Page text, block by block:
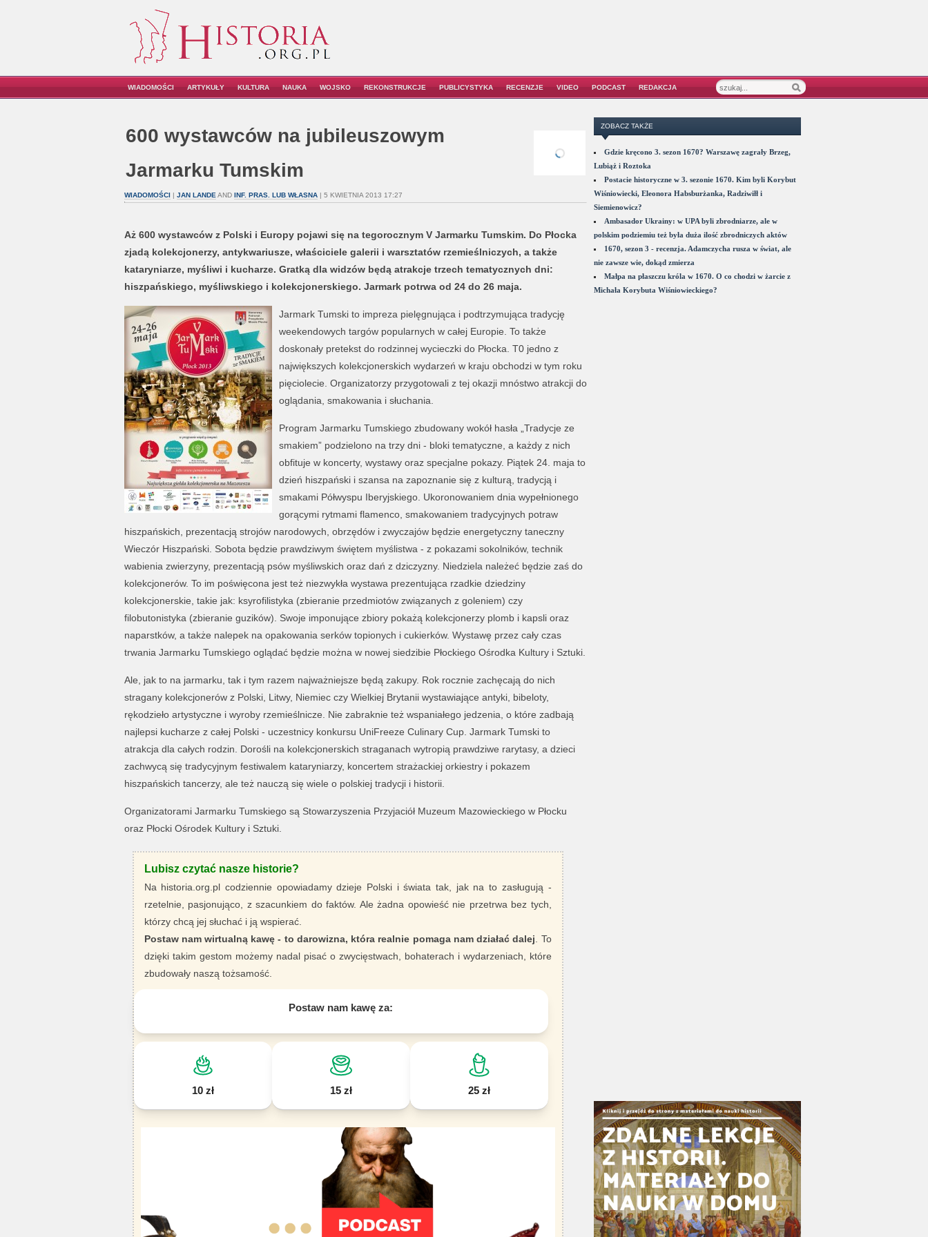
WIADOMOŚCI ARTYKUŁY KULTURA NAUKA WOJSKO REKONSTRUKCJE PUBLICYSTYKA RECENZJE VIDEO PODCAST REDAKCJA
600 wystawców na jubileuszowym
Jarmarku Tumskim
WIADOMOŚCI| JAN LANDE AND INF. PRAS. LUB WŁASNA| 5 KWIETNIA 2013 17:27
Aż 600 wystawców z Polski i Europy pojawi się na tegorocznym V Jarmarku Tumskim. Do Płocka
zjadą kolekcjonerzy, antykwariusze, właściciele galerii i warsztatów rzemieślniczych, a także
kataryniarze, myśliwi i kucharze. Gratką dla widzów będą atrakcje trzech tematycznych dni:
hiszpańskiego, myśliwskiego i kolekcjonerskiego. Jarmark potrwa od 24 do 26 maja.
Jarmark Tumski to impreza pielęgnująca i podtrzymująca tradycję
weekendowych targów popularnych w całej Europie. To także
doskonały pretekst do rodzinnej wycieczki do Płocka. T0 jedno z
największych kolekcjonerskich wydarzeń w kraju obchodzi w tym roku
pięciolecie. Organizatorzy przygotowali z tej okazji mnóstwo atrakcji do
oglądania, smakowania i słuchania.
Program Jarmarku Tumskiego zbudowany wokół hasła „Tradycje ze
smakiem” podzielono na trzy dni - bloki tematyczne, a każdy z nich
obfituje w koncerty, wystawy oraz specjalne pokazy. Piątek 24. maja to
dzień hiszpański i szansa na zapoznanie się z kulturą, tradycją i
smakami Półwyspu Iberyjskiego. Ukoronowaniem dnia wypełnionego
gorącymi rytmami flamenco, smakowaniem tradycyjnych potraw
hiszpańskich, prezentacją strojów narodowych, obrzędów i zwyczajów będzie energetyczny taneczny
Wieczór Hiszpański. Sobota będzie prawdziwym świętem myślistwa - z pokazami sokolników, technik
wabienia zwierzyny, prezentacją psów myśliwskich oraz dań z dziczyzny. Niedziela należeć będzie zaś do
kolekcjonerów. To im poświęcona jest też niezwykła wystawa prezentująca rzadkie dziedziny
kolekcjonerskie, takie jak: ksyrofilistyka (zbieranie przedmiotów związanych z goleniem) czy
filobutonistyka (zbieranie guzików). Swoje imponujące zbiory pokażą kolekcjonerzy plomb i kapsli oraz
naparstków, a także nalepek na opakowania serków topionych i cukierków. Wystawę przez cały czas
trwania Jarmarku Tumskiego oglądać będzie można w nowej siedzibie Płockiego Ośrodka Kultury i Sztuki.
Ale, jak to na jarmarku, tak i tym razem najważniejsze będą zakupy. Rok rocznie zachęcają do nich
stragany kolekcjonerów z Polski, Litwy, Niemiec czy Wielkiej Brytanii wystawiające antyki, bibeloty,
rękodzieło artystyczne i wyroby rzemieślnicze. Nie zabraknie też wspaniałego jedzenia, o które zadbają
najlepsi kucharze z całej Polski - uczestnicy konkursu UniFreeze Culinary Cup. Jarmark Tumski to
atrakcja dla całych rodzin. Dorośli na kolekcjonerskich straganach wytropią prawdziwe rarytasy, a dzieci
zachwycą się tradycyjnym festiwalem kataryniarzy, koncertem strażackiej orkiestry i pokazem
hiszpańskich tancerzy, ale też nauczą się wiele o polskiej tradycji i historii.
Organizatorami Jarmarku Tumskiego są Stowarzyszenia Przyjaciół Muzeum Mazowieckiego w Płocku
oraz Płocki Ośrodek Kultury i Sztuki.
Lubisz czytać nasze historie?
Na historia.org.pl codziennie opowiadamy dzieje Polski i świata tak, jak na to zasługują -
rzetelnie, pasjonująco, z szacunkiem do faktów. Ale żadna opowieść nie przetrwa bez tych,
którzy chcą jej słuchać i ją wspierać.
Postaw nam wirtualną kawę - to darowizna, która realnie pomaga nam działać dalej . To
dzięki takim gestom możemy nadal pisać o zwycięstwach, bohaterach i wydarzeniach, które
zbudowały naszą tożsamość.
Postaw nam kawę za:
10 zł 15 zł 25 zł
ZOBACZ TAKŻE
Gdzie kręcono 3. sezon 1670? Warszawę zagrały Brzeg,
Lubiąż i Roztoka
Postacie historyczne w 3. sezonie 1670. Kim byli Korybut
Wiśniowiecki, Eleonora Habsburżanka, Radziwiłł i
Siemienowicz?
Ambasador Ukrainy: w UPA byli zbrodniarze, ale w
polskim podziemiu też była duża ilość zbrodniczych aktów
1670, sezon 3 - recenzja. Adamczycha rusza w świat, ale
nie zawsze wie, dokąd zmierza
Małpa na płaszczu króla w 1670. O co chodzi w żarcie z
Michała Korybuta Wiśniowieckiego?